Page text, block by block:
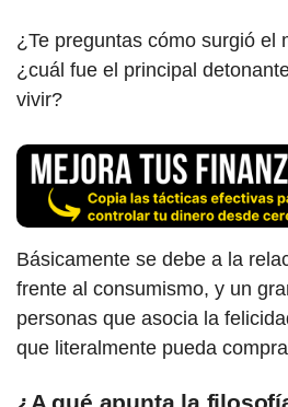
¿Te preguntas cómo surgió el
¿cuál fue el principal
vivir?
Básicamente se debe a la
frente al consumismo, y un
personas que asocia la
que literalmente pueda